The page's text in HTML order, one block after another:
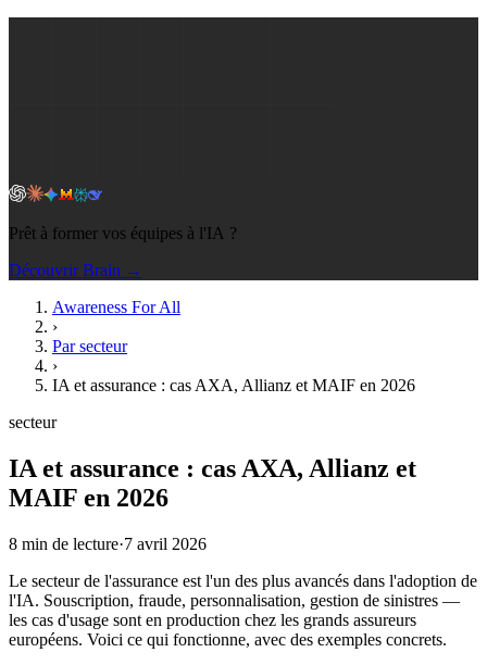
Prêt à former vos équipes à l'IA ?
Découvrir Brain →
Awareness For All
›
Par secteur
›
IA et assurance : cas AXA, Allianz et MAIF en 2026
secteur
IA et assurance : cas AXA, Allianz et
MAIF en 2026
8 min de lecture·7 avril 2026
Le secteur de l'assurance est l'un des plus avancés dans l'adoption de
l'IA. Souscription, fraude, personnalisation, gestion de sinistres —
les cas d'usage sont en production chez les grands assureurs
européens. Voici ce qui fonctionne, avec des exemples concrets.